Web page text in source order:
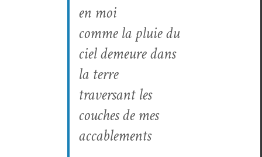
en moi
comme la pluie du
ciel demeure dans
la terre
tra­ver­sant les
couch­es de mes
accablements